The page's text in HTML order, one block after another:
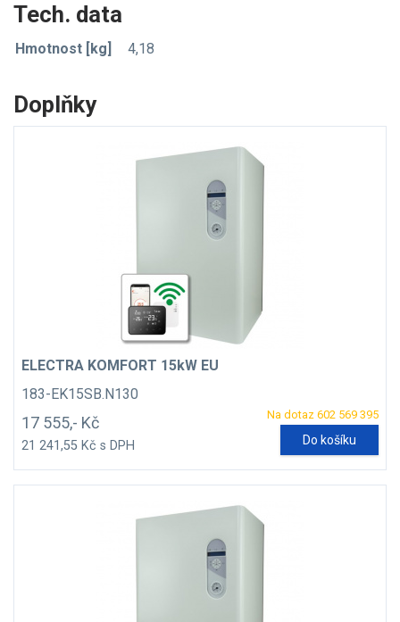
Tech. data
Hmotnost [kg] 4,18
Doplňky
ELECTRA KOMFORT 15kW EU
183-EK15SB.N130
Na dotaz 602 569 395
17 555,- Kč
21 241,55 Kč s DPH Do košíku